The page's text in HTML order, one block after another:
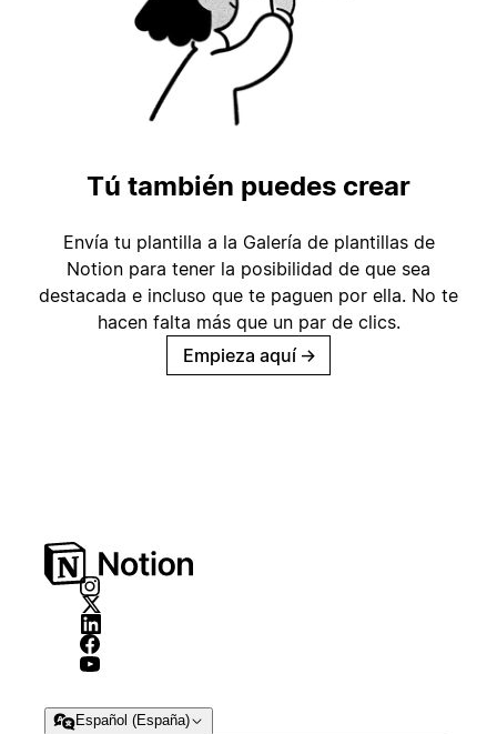
Tú también puedes crear
Envía tu plantilla a la Galería de plantillas de
Notion para tener la posibilidad de que sea
destacada e incluso que te paguen por ella. No te
hacen falta más que un par de clics.
Empieza aquí →
Español (España)